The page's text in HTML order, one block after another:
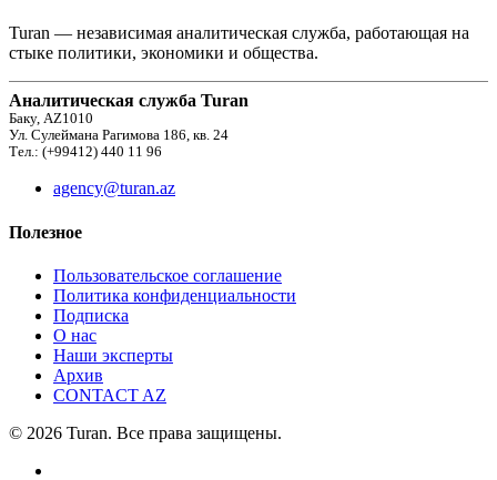
Turan — независимая аналитическая служба, работающая на
стыке политики, экономики и общества.
Аналитическая служба Turan
Баку, AZ1010
Ул. Сулеймана Рагимова 186, кв. 24
Тел.: (+99412) 440 11 96
agency@turan.az
Полезное
Пользовательское соглашение
Политика конфиденциальности
Подписка
О нас
Наши эксперты
Архив
CONTACT AZ
© 2026 Turan. Все права защищены.